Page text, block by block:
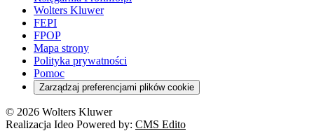
Wolters Kluwer
FEPI
FPOP
Mapa strony
Polityka prywatności
Pomoc
Zarządzaj preferencjami plików cookie
© 2026 Wolters Kluwer
Realizacja Ideo Powered by: CMS Edito